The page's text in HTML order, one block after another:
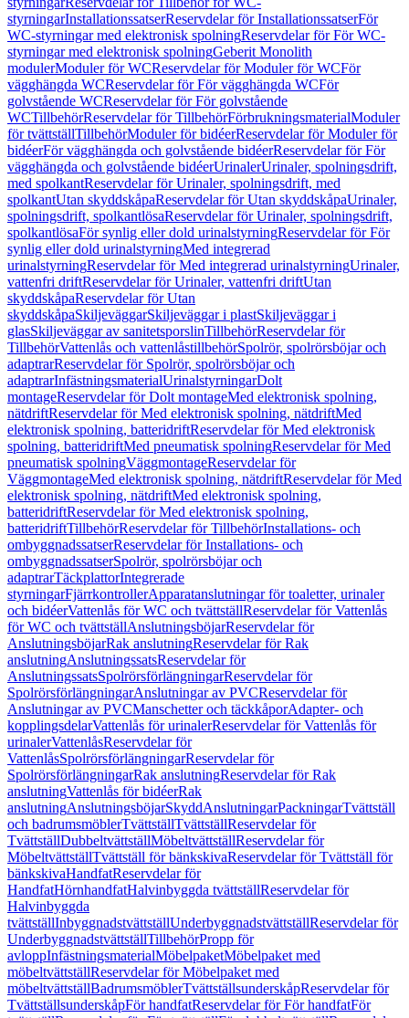
styrningarInstallationssatserReservdelar för InstallationssatserFör
WC-styrningar med elektronisk spolningReservdelar för För WC-
styrningar med elektronisk spolningGeberit Monolith
modulerModuler för WCReservdelar för Moduler för WCFör
vägghängda WCReservdelar för För vägghängda WCFör
golvstående WCReservdelar för För golvstående
WCTillbehörReservdelar för TillbehörFörbrukningsmaterialModuler
för tvättställTillbehörModuler för bidéerReservdelar för Moduler för
bidéerFör vägghängda och golvstående bidéerReservdelar för För
vägghängda och golvstående bidéerUrinalerUrinaler, spolningsdrift,
med spolkantReservdelar för Urinaler, spolningsdrift, med
spolkantUtan skyddskåpaReservdelar för Utan skyddskåpaUrinaler,
spolningsdrift, spolkantlösaReservdelar för Urinaler, spolningsdrift,
spolkantlösaFör synlig eller dold urinalstyrningReservdelar för För
synlig eller dold urinalstyrningMed integrerad
urinalstyrningReservdelar för Med integrerad urinalstyrningUrinaler,
vattenfri driftReservdelar för Urinaler, vattenfri driftUtan
skyddskåpaReservdelar för Utan
skyddskåpaSkiljeväggarSkiljeväggar i plastSkiljeväggar i
glasSkiljeväggar av sanitetsporslinTillbehörReservdelar för
TillbehörVattenlås och vattenlåstillbehörSpolrör, spolrörsböjar och
adaptrarReservdelar för Spolrör, spolrörsböjar och
adaptrarInfästningsmaterialUrinalstyrningarDolt
montageReservdelar för Dolt montageMed elektronisk spolning,
nätdriftReservdelar för Med elektronisk spolning, nätdriftMed
elektronisk spolning, batteridriftReservdelar för Med elektronisk
spolning, batteridriftMed pneumatisk spolningReservdelar för Med
pneumatisk spolningVäggmontageReservdelar för
VäggmontageMed elektronisk spolning, nätdriftReservdelar för Med
elektronisk spolning, nätdriftMed elektronisk spolning,
batteridriftReservdelar för Med elektronisk spolning,
batteridriftTillbehörReservdelar för TillbehörInstallations- och
ombyggnadssatserReservdelar för Installations- och
ombyggnadssatserSpolrör, spolrörsböjar och
adaptrarTäckplattorIntegrerade
styrningarFjärrkontrollerApparatanslutningar för toaletter, urinaler
och bidéerVattenlås för WC och tvättställReservdelar för Vattenlås
för WC och tvättställAnslutningsböjarReservdelar för
AnslutningsböjarRak anslutningReservdelar för Rak
anslutningAnslutningssatsReservdelar för
AnslutningssatsSpolrörsförlängningarReservdelar för
SpolrörsförlängningarAnslutningar av PVCReservdelar för
Anslutningar av PVCManschetter och täckkåporAdapter- och
kopplingsdelarVattenlås för urinalerReservdelar för Vattenlås för
urinalerVattenlåsReservdelar för
VattenlåsSpolrörsförlängningarReservdelar för
SpolrörsförlängningarRak anslutningReservdelar för Rak
anslutningVattenlås för bidéerRak
anslutningAnslutningsböjarSkyddAnslutningarPackningarTvättställ
och badrumsmöblerTvättställTvättställReservdelar för
TvättställDubbeltvättställMöbeltvättställReservdelar för
MöbeltvättställTvättställ för bänkskivaReservdelar för Tvättställ för
bänkskivaHandfatReservdelar för
HandfatHörnhandfatHalvinbyggda tvättställReservdelar för
Halvinbyggda
tvättställInbyggnadstvättställUnderbyggnadstvättställReservdelar för
UnderbyggnadstvättställTillbehörPropp för
avloppInfästningsmaterialMöbelpaketMöbelpaket med
möbeltvättställReservdelar för Möbelpaket med
möbeltvättställBadrumsmöblerTvättställsunderskåpReservdelar för
TvättställsunderskåpFör handfatReservdelar för För handfatFör